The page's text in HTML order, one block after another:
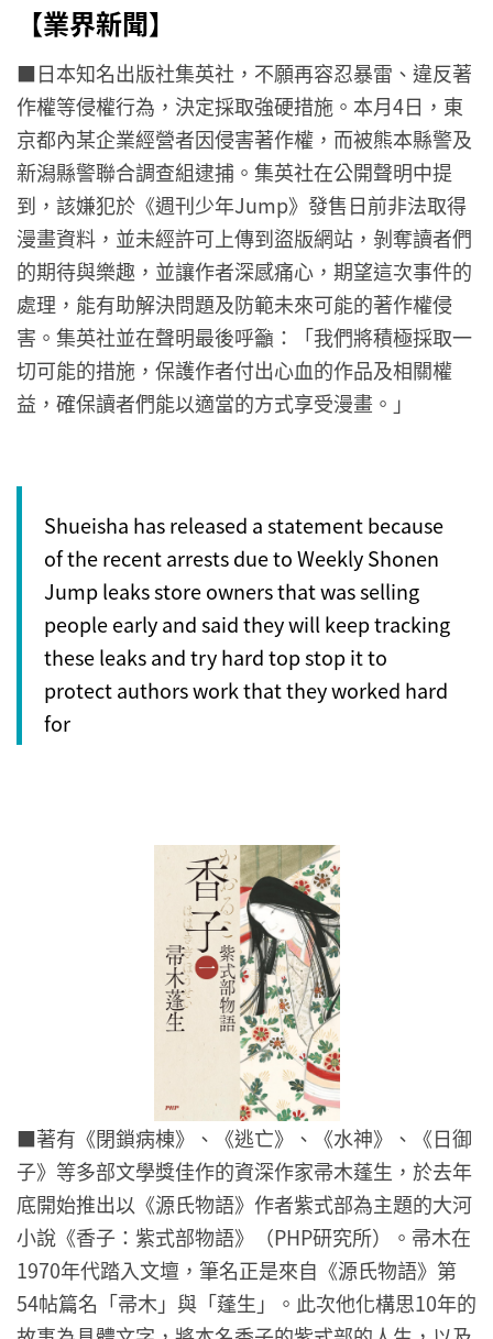
【業界新聞】
■日本知名出版社集英社，不願再容忍暴雷、違反著
作權等侵權行為，決定採取強硬措施。本月4日，東
京都內某企業經營者因侵害著作權，而被熊本縣警及
新潟縣警聯合調查組逮捕。集英社在公開聲明中提
到，該嫌犯於《週刊少年Jump》發售日前非法取得
漫畫資料，並未經許可上傳到盜版網站，剝奪讀者們
的期待與樂趣，並讓作者深感痛心，期望這次事件的
處理，能有助解決問題及防範未來可能的著作權侵
害。集英社並在聲明最後呼籲：「我們將積極採取一
切可能的措施，保護作者付出心血的作品及相關權
益，確保讀者們能以適當的方式享受漫畫。」
Shueisha has released a statement because
of the recent arrests due to Weekly Shonen
Jump leaks store owners that was selling
people early and said they will keep tracking
these leaks and try hard top stop it to
protect authors work that they worked hard
for
— Pew (@pewpiece)February 5, 2024
■著有《閉鎖病棟》、《逃亡》、《水神》、《日御
子》等多部文學獎佳作的資深作家帚木蓬生，於去年
底開始推出以《源氏物語》作者紫式部為主題的大河
小說《香子：紫式部物語》（PHP研究所）。帚木在
1970年代踏入文壇，筆名正是來自《源氏物語》第
54帖篇名「帚木」與「蓬生」。此次他化構思10年的